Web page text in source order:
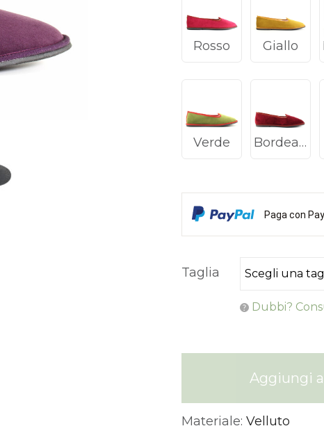
Rosso Giallo
Verde Bordeaux
Paga con
Taglia
Dubbi?
Aggiungi
Alternative:
Materiale: Velluto